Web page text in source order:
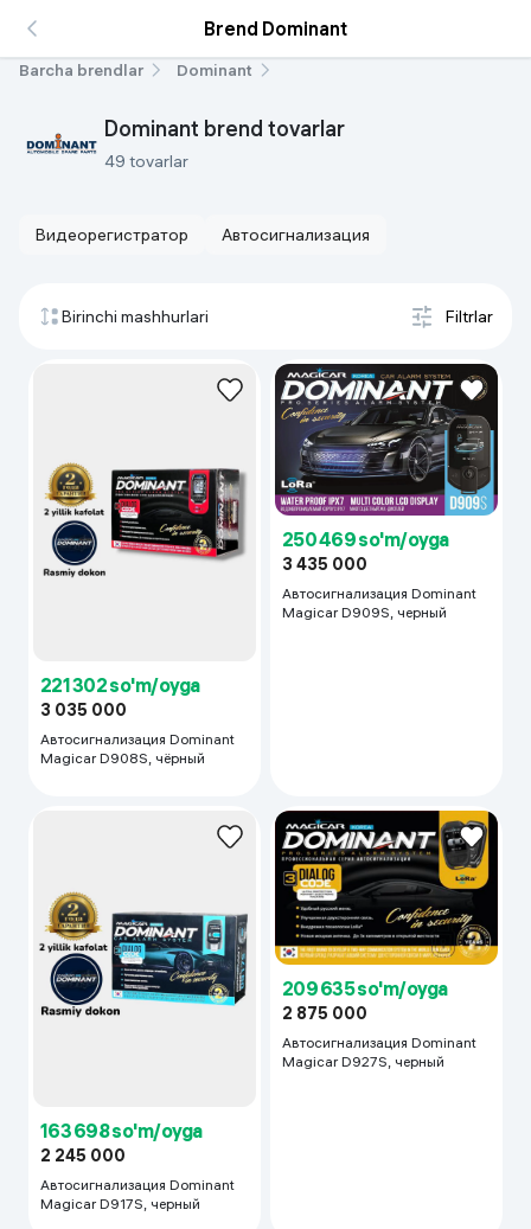
Brend Dominant
Barcha brendlar Dominant
Dominant brend tovarlar
49 tovarlar
Видеорегистратор Автосигнализация
Birinchi mashhurlari Filtrlar
221 302 so'm/oyga
3 035 000
Автосигнализация Dominant
Magicar D908S, чёрный
250 469 so'm/oyga
3 435 000
Автосигнализация Dominant
Magicar D909S, черный
163 698 so'm/oyga
2 245 000
Автосигнализация Dominant
Magicar D917S, черный
209 635 so'm/oyga
2 875 000
Автосигнализация Dominant
Magicar D927S, черный